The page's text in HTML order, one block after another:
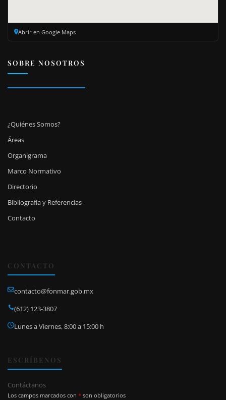
Abrir en Google Maps
SOBRE NOSOTROS
¿Quiénes Somos?
Áreas
Organigrama
Marco Normativo
Directorio
Bibliografía y Referencias
Contacto
CONTACTO
contacto@fonmar.gob.mx
(612) 123-3807
Lunes a Viernes, 8:00 a 15:00 h
ESCRÍBENOS
Contáctanos
Los campos marcados con * son obligatorios